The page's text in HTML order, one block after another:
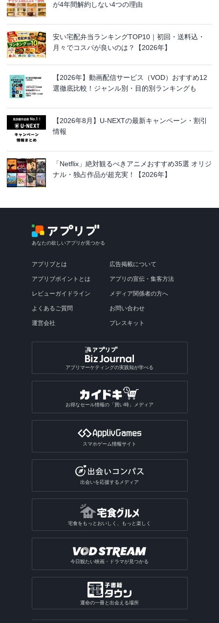
が4年間解約しない4つの理由
安い宅配弁当ランキングTOP10｜初回・送料込・
月々でコスパが良いのは？【2026年】
【2026年】動画配信サービス（VOD）おすすめ12
選徹底比較！ジャンル別・目的別ランキングも
【2026年8月】U-NEXTの最新キャンペーン・割引
情報
「Netflix」絶対観るべきアニメおすすめ35選 オリジ
ナル・独占作品が超充実！【2026年】
あなたの欲しいアプリが見つかる
アプリブとは
アプリブポイントとは
レビューガイドライン
よくあるご質問
運営会社
広告掲載について
アプリの宣伝・集客方法
メディア関係者の方へ
お問い合わせ
プレスキット
アプリマーケティングの実践知が学べる
お得なセール情報の「買い時」メディア
スマホゲーム情報サイト
出会いを応援するメディア
宅食をもっとおいしく、もっと楽しく
今日観たい映画・ドラマが見つかる
運命の一冊と出会える場所